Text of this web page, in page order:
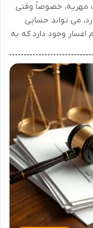
مهریه، خصوصاً وقتی
می تواند حسابی
اعسار وجود دارد که به